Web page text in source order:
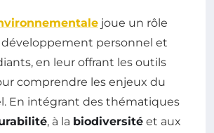
joue un rôle
développement personnel et
en leur offrant les outils
comprendre les enjeux du
En intégrant des thématiques
, à la biodiversité et aux